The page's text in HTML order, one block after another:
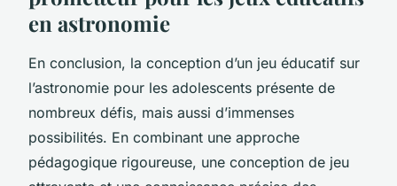
en astronomie
En conclusion, la conception d’un jeu éducatif sur
l’astronomie pour les adolescents présente de
nombreux défis, mais aussi d’immenses
possibilités. En combinant une approche
pédagogique rigoureuse, une conception de jeu